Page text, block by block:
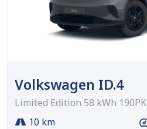
Volkswagen ID.4
Limited Edition 58 kWh 190PK
10 km